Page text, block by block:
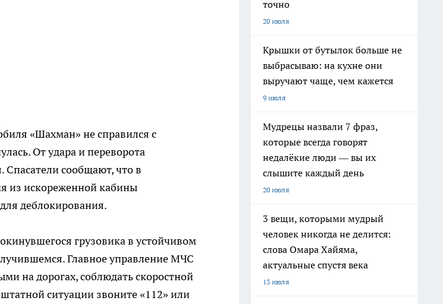
«Шахман» не справился с
От удара и переворота
Спасатели сообщают, что в
из искореженной кабины
деблокирования.
грузовика в устойчивом
Главное управление МЧС
на дорогах, соблюдать скоростной
ситуации звоните «112» или
точно
20 июля
Крышки от бутылок больше не
выбрасываю: на кухне они
выручают чаще, чем кажется
9 июля
Мудрецы назвали 7 фраз,
которые всегда говорят
недалёкие люди — вы их
слышите каждый день
20 июля
3 вещи, которыми мудрый
человек никогда не делится:
слова Омара Хайяма,
актуальные спустя века
13 июля